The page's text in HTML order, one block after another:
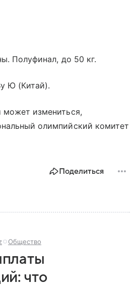
Полуфинал, до 50 кг.
Ю (Китай).
может измениться,
олимпийский комитет
Поделиться
Общество
что